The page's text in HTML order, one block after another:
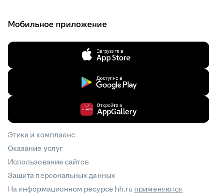
Мобильное приложение
Этика и комплаенс
Оказание услуг
Использование сайтов
Защита персональных данных
На информационном ресурсе hh.ru применяются